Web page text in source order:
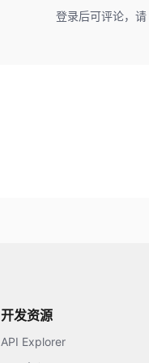
登录后可评论，请
开发资源
API Explorer